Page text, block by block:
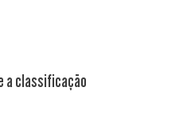
a classificação